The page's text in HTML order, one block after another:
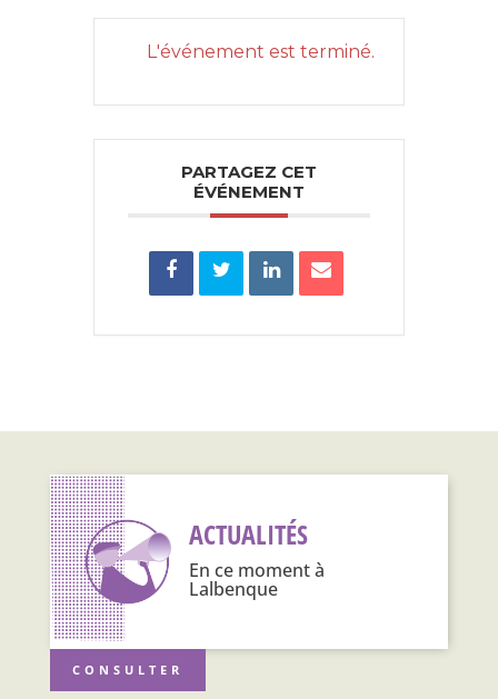
L'événement est terminé.
PARTAGEZ CET
ÉVÉNEMENT
ACTUALITÉS
En ce moment à
Lalbenque
CONSULTER